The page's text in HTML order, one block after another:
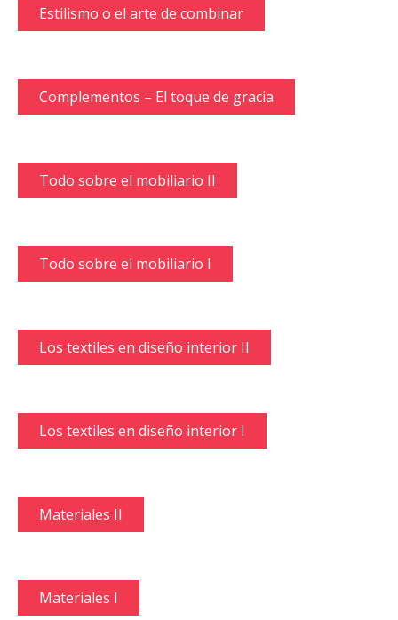
Estilismo o el arte de combinar
Complementos – El toque de gracia
Todo sobre el mobiliario II
Todo sobre el mobiliario I
Los textiles en diseño interior II
Los textiles en diseño interior I
Materiales II
Materiales I